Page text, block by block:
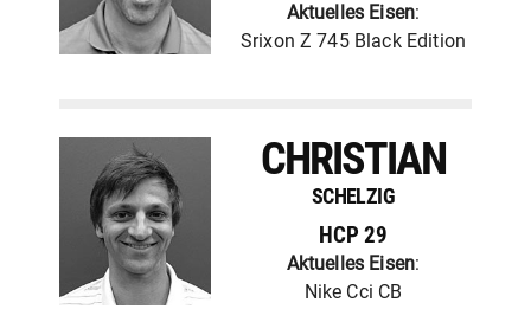
Aktuelles Eisen:
Srixon Z 745 Black Edition
CHRISTIAN
SCHELZIG
HCP 29
Aktuelles Eisen:
Nike Cci CB